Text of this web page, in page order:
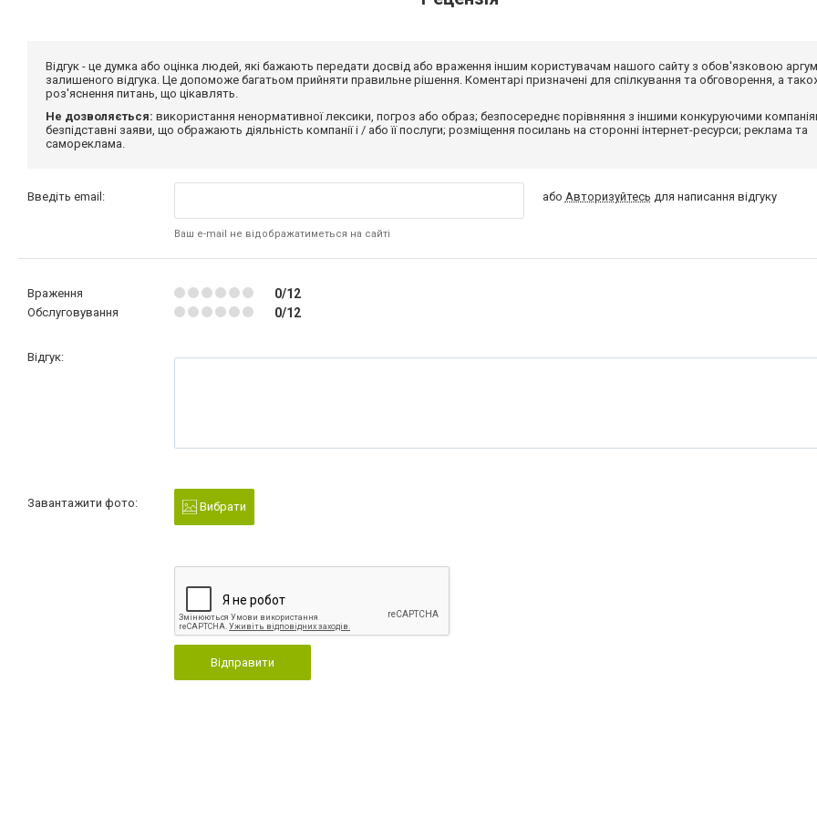
Відгук - це думка або оцінка людей, які бажають передати досвід або враження іншим користувачам нашого сайту з обов'язковою
залишеного відгука. Це допоможе багатьом прийняти правильне рішення. Коментарі призначені для спілкування та обговорення, а
роз'яснення питань, що цікавлять.
Не дозволяється: використання ненормативної лексики, погроз або образ; безпосереднє порівняння з іншими конкуруючими
безпідставні заяви, що ображають діяльність компанії і / або її послуги; розміщення посилань на сторонні інтернет-ресурси; реклама та
самореклама.
Введіть email:
Ваш e-mail не відображатиметься на сайті
або Авторизуйтесь для написання відгуку
Враження 0/12
Обслуговування 0/12
Відгук:
Завантажити фото: Вибрати
Відправити